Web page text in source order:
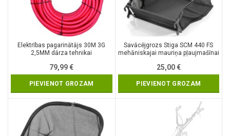
Elektrības pagarinātājs 30M 3G
2,5MM dārza tehnikai
79,99€
PIEVIENOT GROZAM
Savācējgrozs Stiga SCM 440 FS
mehāniskajai mauriņa pļaujmašīnai
25,00€
PIEVIENOT GROZAM